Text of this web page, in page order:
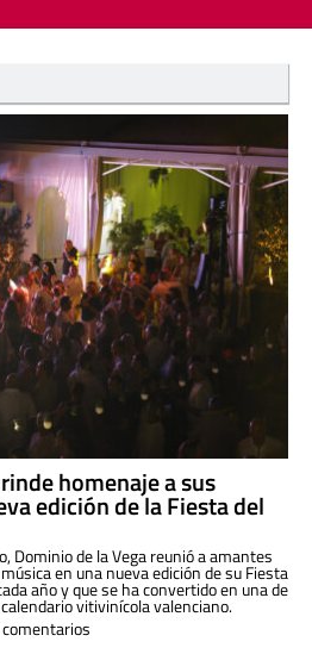
homenaje a sus
edición de la Fiesta del
Dominio de la Vega reunió a amantes
en una nueva edición de su Fiesta
año y que se ha convertido en una de
vitivinícola valenciano.